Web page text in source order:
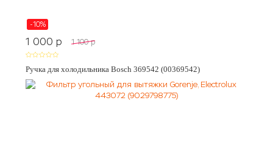
-10%
1 000 p 1 100 p
Ручка для холодильника Bosch 369542 (00369542)